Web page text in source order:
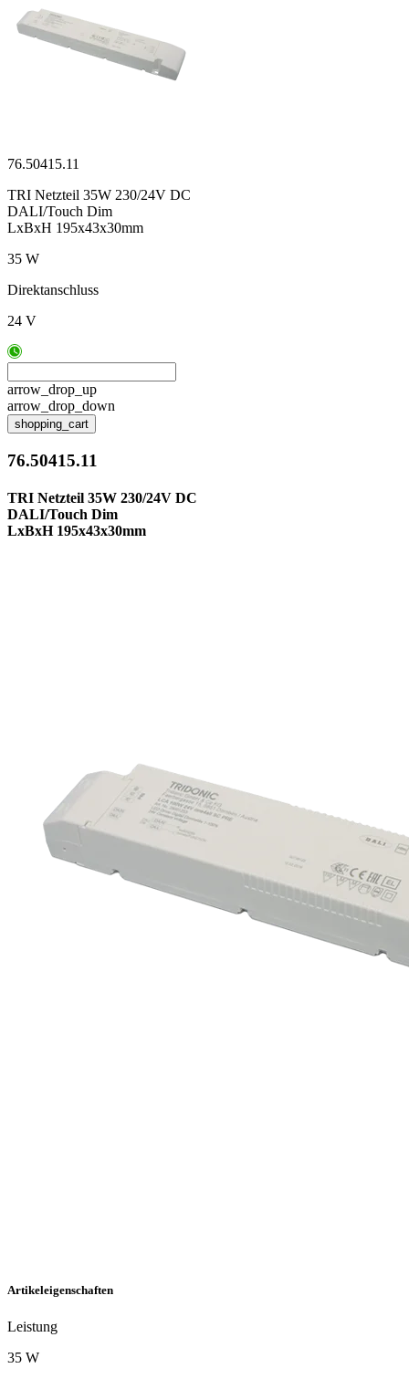
76.50415.11
TRI Netzteil 35W 230/24V DC
DALI/Touch Dim
LxBxH 195x43x30mm
35 W
Direktanschluss
24 V
arrow_drop_up
arrow_drop_down
shopping_cart
76.50415.11
TRI Netzteil 35W 230/24V DC
DALI/Touch Dim
LxBxH 195x43x30mm
Artikeleigenschaften
Leistung
35 W